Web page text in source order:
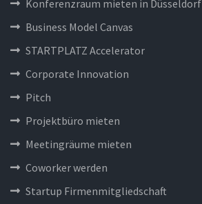
Konferenzraum mieten in Düsseldorf
Business Model Canvas
STARTPLATZ Accelerator
Corporate Innovation
Pitch
Projektbüro mieten
Meetingräume mieten
Coworker werden
Startup Firmenmitgliedschaft